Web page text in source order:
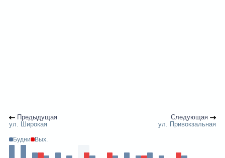
Предыдущая
ул. Широкая
Следующая
ул. Привокзальная
Будни Вых.